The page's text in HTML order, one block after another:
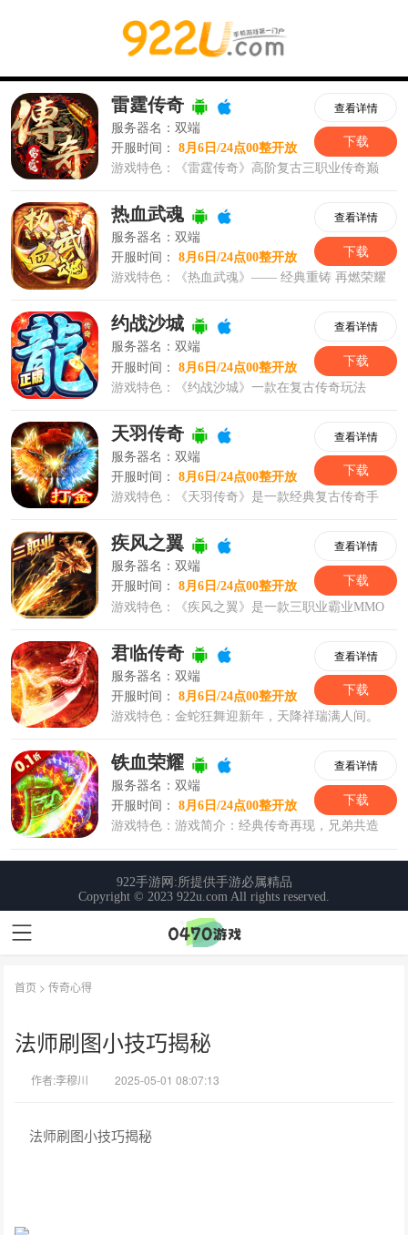
首页 >传奇心得
法师刷图小技巧揭秘
作者:李穆川 2025-05-01 08:07:13
法师刷图小技巧揭秘